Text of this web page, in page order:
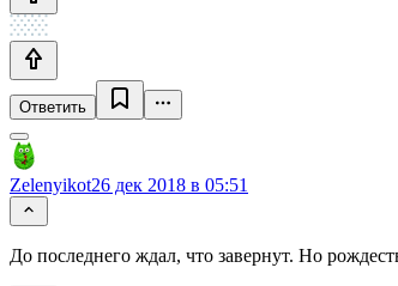
Ответить
Zelenyikot26 дек 2018 в 05:51
До последнего ждал, что завернут. Но